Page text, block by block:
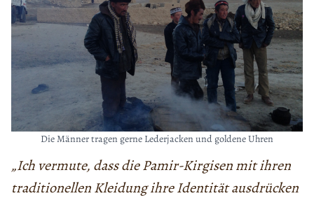
Die Männer tragen gerne Lederjacken und goldene Uhren
„Ich vermute, dass die Pamir-Kirgisen mit ihren
traditionellen Kleidung ihre Identität ausdrücken